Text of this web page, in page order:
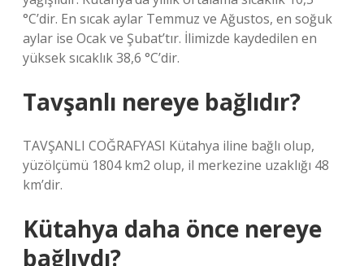
°C’dir. En sıcak aylar Temmuz ve Ağustos, en soğuk
aylar ise Ocak ve Şubat’tır. İlimizde kaydedilen en
yüksek sıcaklık 38,6 °C’dir.
Tavşanlı nereye bağlıdır?
TAVŞANLI COĞRAFYASI Kütahya iline bağlı olup,
yüzölçümü 1804 km2 olup, il merkezine uzaklığı 48
km’dir.
Kütahya daha önce nereye
bağlıydı?